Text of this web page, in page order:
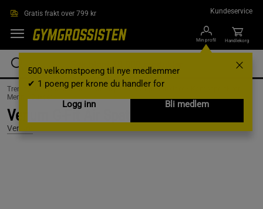
Gratis frakt over 799 kr Kundeservice
Min profil
500 velkomstpoeng til nye medlemmer
✔ 1 poeng per krone du handler for
Logg inn
Bli medlem
Handlekorg
Treningsutstyr & tilbehør /Kampsport / Kampsportklaer /
Menn /Bukser
Venum G-Fit Air Spat Black, L
Venum